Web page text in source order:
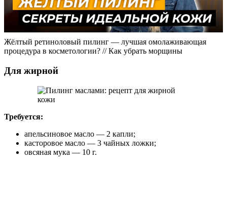
Жёлтый ретиноловый пилинг — лучшая омолаживающая
процедура в косметологии? // Как убрать морщины
Для жирной
Требуется:
апельсиновое масло — 2 капли;
касторовое масло — 3 чайных ложки;
овсяная мука — 10 г.